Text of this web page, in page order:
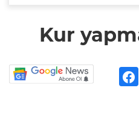
Kur